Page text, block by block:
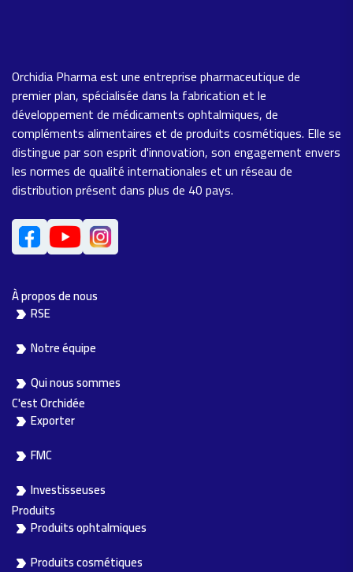
Orchidia Pharma est une entreprise pharmaceutique de
premier plan, spécialisée dans la fabrication et le
développement de médicaments ophtalmiques, de
compléments alimentaires et de produits cosmétiques. Elle se
distingue par son esprit d'innovation, son engagement envers
les normes de qualité internationales et un réseau de
distribution présent dans plus de 40 pays.
À propos de nous
RSE
Notre équipe
Qui nous sommes
C'est Orchidée
Exporter
FMC
Investisseuses
Produits
Produits ophtalmiques
Produits cosmétiques